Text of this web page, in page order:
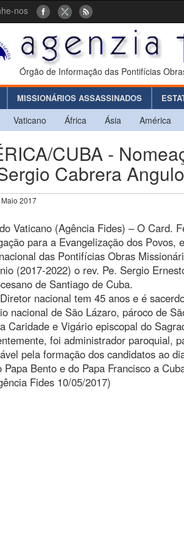
nos
Órgão de Informação das Pontifícias
MISSIONÁRIOS ASSASSINADOS
Vaticano África Ásia América
CUBA -
Cabrera Angulo
2017
Vaticano (Agência Fides) – O Card.
para a Evangelização dos Povos,
das Pontifícias Obras
(2017-2022) o rev. Pe. Sergio
de Santiago de Cuba.
nacional tem 45 anos e é
nacional de São Lázaro, pároco de
Caridade e Vigário episcopal do
foi administrador paroquial,
pela formação dos candidatos ao
Papa Bento e do Papa Francisco a
Fides 10/05/2017)